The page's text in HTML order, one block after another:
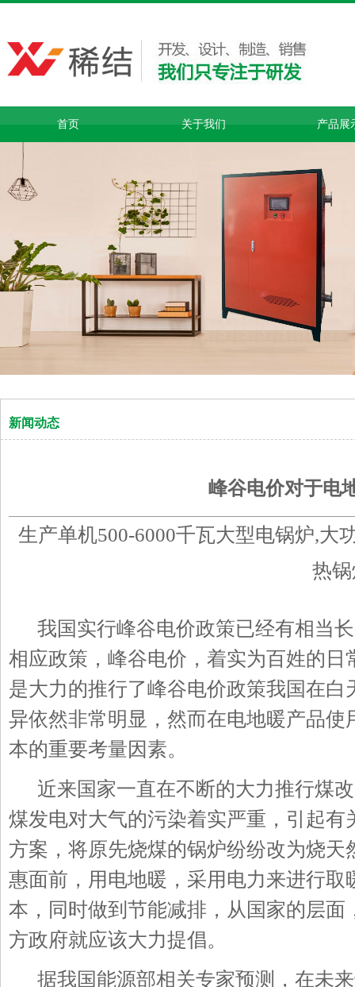
首页 关于我们 产品展
新闻动态
峰谷电价对于电
生产单机500-6000千瓦大型电锅炉,大
热
我国实行峰谷电价政策已经有相当
相应政策，峰谷电价，着实为百姓的
是大力的推行了峰谷电价政策我国在
异依然非常明显，然而在电地暖产品
本的重要考量因素。
近来国家一直在不断的大力推行煤
煤发电对大气的污染着实严重，引起
方案，将原先烧煤的锅炉纷纷改为烧
惠面前，用电地暖，采用电力来进行
本，同时做到节能减排，从国家的层
方政府就应该大力提倡。
据我国能源部相关专家预测，在未